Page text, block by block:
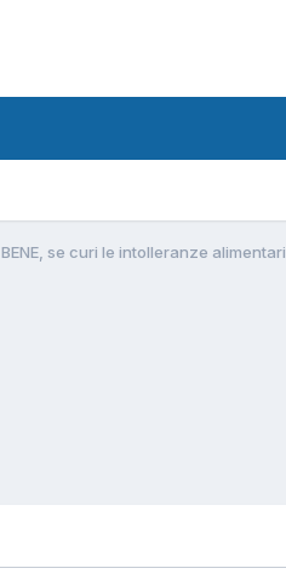
BENE, se curi le intolleranze alimentari